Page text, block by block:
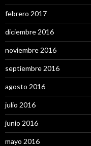
febrero 2017
diciembre 2016
noviembre 2016
septiembre 2016
agosto 2016
julio 2016
junio 2016
mayo 2016